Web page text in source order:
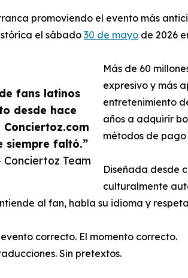
fans latinos
desde hace
Conciertoz.com
siempre faltó.”
Conciertoz Team
promoviendo el evento más
el sábado 30 de mayo de 2026
Más de 60
expresivo y más
entretenimiento
años a adquirir
métodos de pago
Diseñada desde
culturalmente
al fan, habla su idioma y
correcto. El momento correcto.
Sin pretextos.